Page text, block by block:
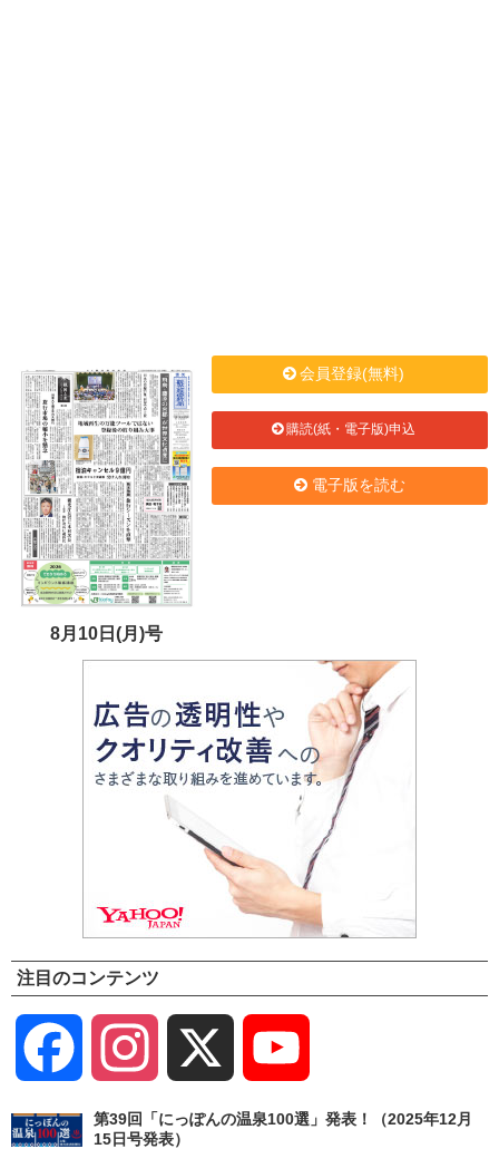
8月10日(月)号
会員登録(無料)
購読(紙・電子版)申込
電子版を読む
注目のコンテンツ
Facebook Instagram
Channel
第39回「にっぽんの温泉100選」発表！（2025年12月
15日号発表）